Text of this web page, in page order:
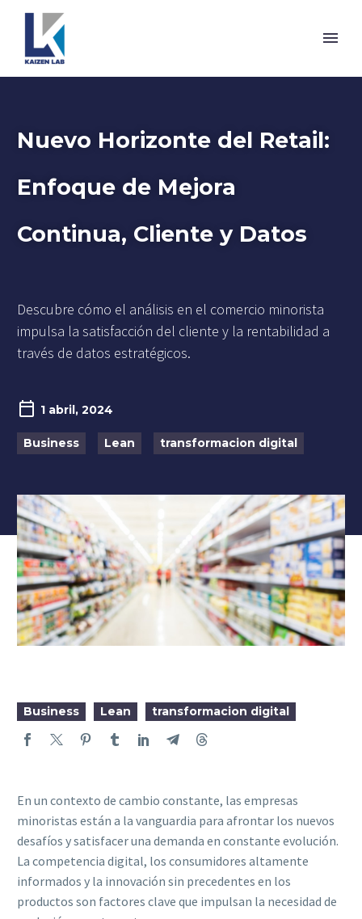
Nuevo Horizonte del Retail:
Enfoque de Mejora
Continua, Cliente y Datos
Descubre cómo el análisis en el comercio minorista
impulsa la satisfacción del cliente y la rentabilidad a
través de datos estratégicos.
1 abril, 2024
Business Lean transformacion digital
Business Lean transformacion digital
En un contexto de cambio constante, las empresas
minoristas están a la vanguardia para afrontar los nuevos
desafíos y satisfacer una demanda en constante evolución.
La competencia digital, los consumidores altamente
informados y la innovación sin precedentes en los
productos son factores clave que impulsan la necesidad de